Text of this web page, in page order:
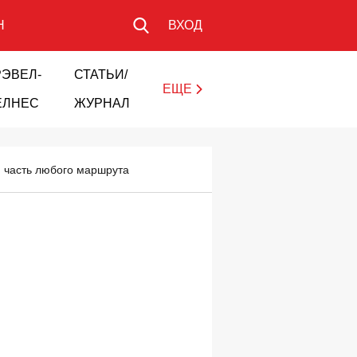
ВХОД
СТАТЬИ/
ЖУРНАЛ
ЕЩЕ
часть любого маршрута